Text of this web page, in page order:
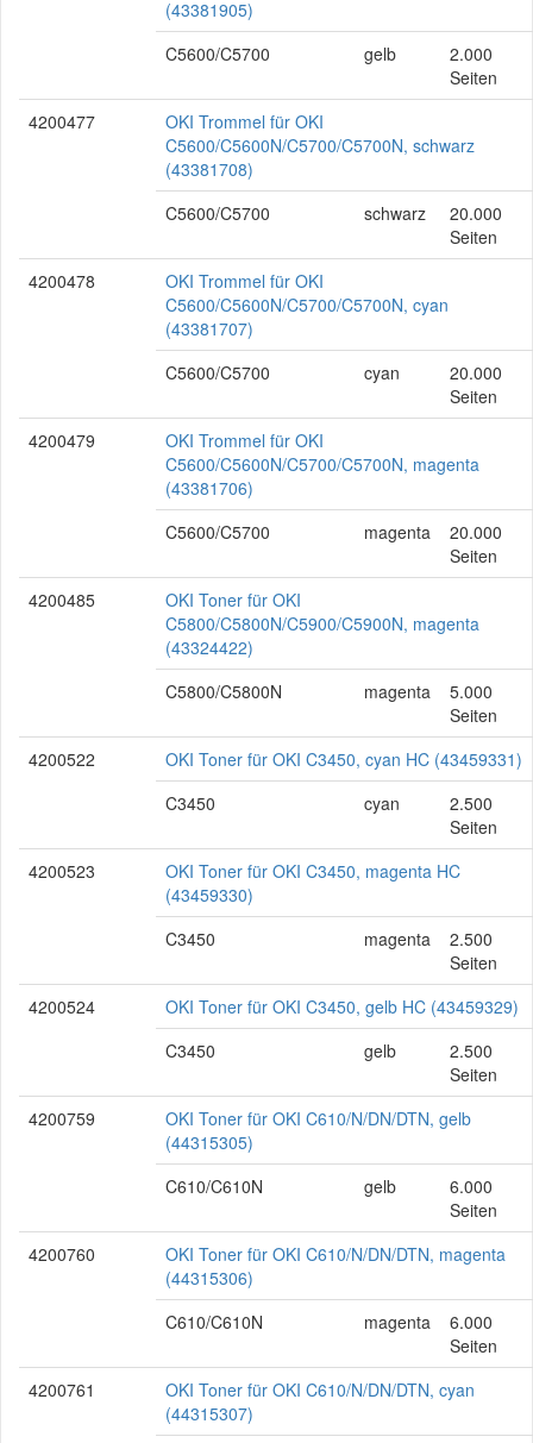
(43381905)
C5600/C5700
gelb
2.000
Seiten
4200477
OKI Trommel für OKI
C5600/C5600N/C5700/C5700N, schwarz
(43381708)
C5600/C5700
schwarz
20.000
Seiten
4200478
OKI Trommel für OKI
C5600/C5600N/C5700/C5700N, cyan
(43381707)
C5600/C5700
cyan
20.000
Seiten
4200479
OKI Trommel für OKI
C5600/C5600N/C5700/C5700N, magenta
(43381706)
C5600/C5700
magenta
20.000
Seiten
4200485
OKI Toner für OKI
C5800/C5800N/C5900/C5900N, magenta
(43324422)
C5800/C5800N
magenta
5.000
Seiten
4200522
OKI Toner für OKI C3450, cyan HC (43459331)
C3450
cyan
2.500
Seiten
4200523
OKI Toner für OKI C3450, magenta HC
(43459330)
C3450
magenta
2.500
Seiten
4200524
OKI Toner für OKI C3450, gelb HC (43459329)
C3450
gelb
2.500
Seiten
4200759
OKI Toner für OKI C610/N/DN/DTN, gelb
(44315305)
C610/C610N
gelb
6.000
Seiten
4200760
OKI Toner für OKI C610/N/DN/DTN, magenta
(44315306)
C610/C610N
magenta
6.000
Seiten
4200761
OKI Toner für OKI C610/N/DN/DTN, cyan
(44315307)